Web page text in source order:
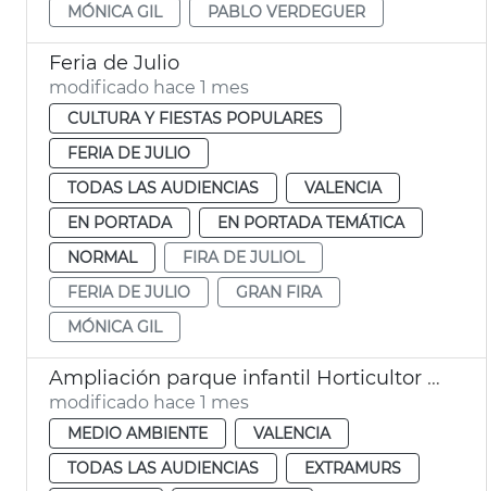
MÓNICA GIL
PABLO VERDEGUER
Feria de Julio
modificado hace 1 mes
CULTURA Y FIESTAS POPULARES
FERIA DE JULIO
TODAS LAS AUDIENCIAS
VALENCIA
EN PORTADA
EN PORTADA TEMÁTICA
NORMAL
FIRA DE JULIOL
FERIA DE JULIO
GRAN FIRA
MÓNICA GIL
Ampliación parque infantil Horticultor Corset
modificado hace 1 mes
MEDIO AMBIENTE
VALENCIA
TODAS LAS AUDIENCIAS
EXTRAMURS